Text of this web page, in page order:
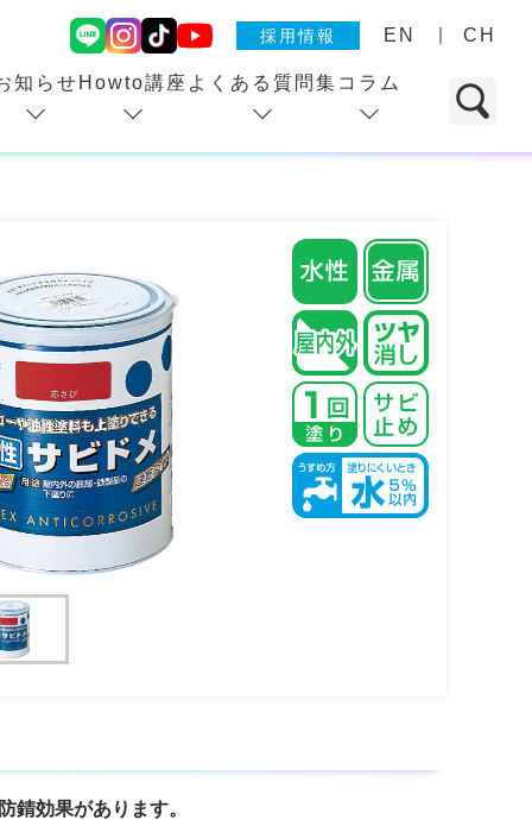
採用情報 EN CH
知らせ Howto講座 よくある質問集 コラム
錆効果があります。